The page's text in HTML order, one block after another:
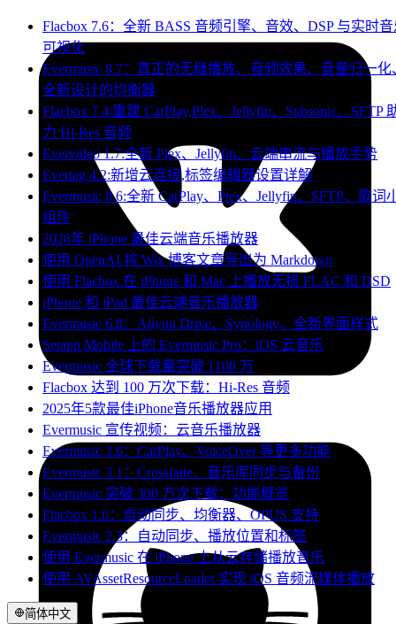
Flacbox 7.6：全新 BASS 音频引擎、音效、DSP 与实时
可视化
Evermusic 8.7：真正的无缝播放、音频效果、音量归一化
全新设计的均衡器
Flacbox 7.4:重建 CarPlay,Plex、Jellyfin、Subsonic、SFTP
力 Hi-Res 音频
Evervideo 1.7:全新 Plex、Jellyfin、云端串流与播放手势
Evertag 4.2:新增云连接,标签编辑器设置详解
Evermusic 8.6:全新 CarPlay、Plex、Jellyfin、SFTP、歌词
组件
2026年 iPhone 最佳云端音乐播放器
使用 OpenAI 将 Wix 博客文章导出为 Markdown
使用 Flacbox 在 iPhone 和 Mac 上播放无损 FLAC 和 DSD
iPhone 和 iPad 最佳云端音乐播放器
Evermusic 6.8：Aliyun Drive、Synology、全新界面样式
Setapp Mobile 上的 Evermusic Pro：iOS 云音乐
Evermusic 全球下载量突破 1100 万
Flacbox 达到 100 万次下载：Hi-Res 音频
2025年5款最佳iPhone音乐播放器应用
Evermusic 宣传视频：云音乐播放器
Evermusic 3.6：CarPlay、VoiceOver 等更多功能
Evermusic 3.1：Crossfade、音乐库同步与备份
Evermusic 突破 300 万次下载：功能概览
Flacbox 1.6：自动同步、均衡器、OPUS 支持
Evermusic 2.3：自动同步、播放位置和标签
使用 Evermusic 在 iPhone 上从云存储播放音乐
使用 AVAssetResourceLoader 实现 iOS 音频流媒体播放
简体中文